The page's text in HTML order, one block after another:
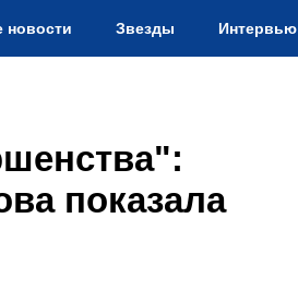
новости Звезды Интервью
показала